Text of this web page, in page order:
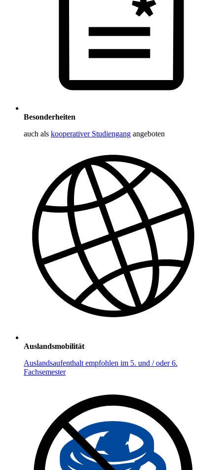
Besonderheiten
auch als kooperativer Studiengang angeboten
Auslandsmobilität
Auslandsaufenthalt empfohlen im 5. und / oder 6.
Fachsemester